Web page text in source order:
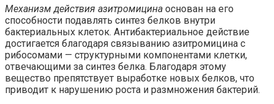
Механизм действия азитромицина основан на его
способности подавлять синтез белков внутри
бактериальных клеток. Антибактериальное действие
достигается благодаря связыванию азитромицина с
рибосомами — структурными компонентами клетки,
отвечающими за синтез белка. Благодаря этому
вещество препятствует выработке новых белков, что
приводит к нарушению роста и размножения бактерий.